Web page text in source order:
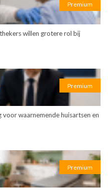
Premium
willen grotere rol bij
Premium
waarnemende huisartsen en
Premium